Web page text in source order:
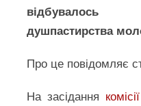
відбувалось
душпастирства
Про це повідомляє
На засідання комісії